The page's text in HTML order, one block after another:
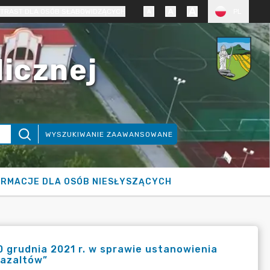
WYSZUKIWANIE ZAAWANSOWANE
DLA OSÓB NIESŁYSZĄCYCH
grudnia 2021 r. w sprawie ustanowienia